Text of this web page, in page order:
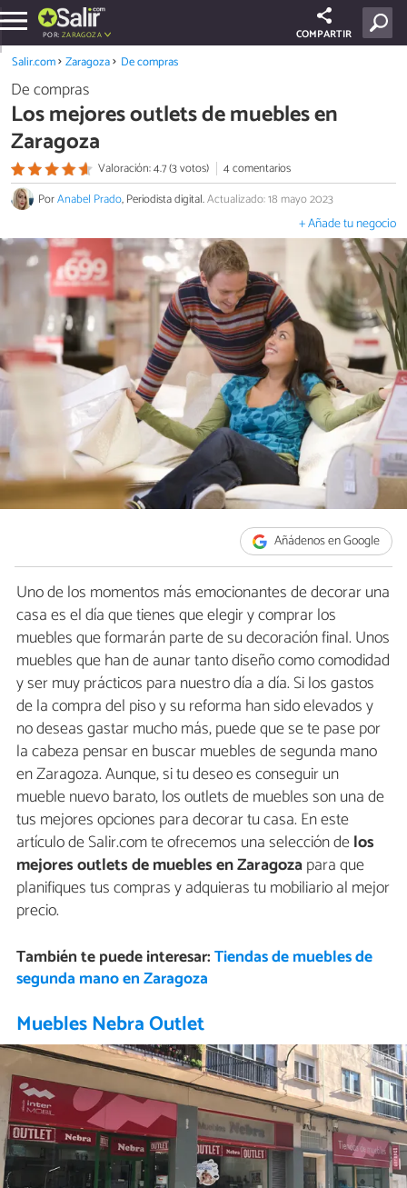
POR: ZARAGOZA COMPARTIR
Salir.com Zaragoza De compras
De compras
Los mejores outlets de muebles en
Zaragoza
Valoración: 4.7 (3 votos)
4 comentarios
PorAnabel Prado, Periodista digital.Actualizado: 18 mayo 2023
+ Añade tu negocio
Añádenos en Google
Uno de los momentos más emocionantes de decorar una
casa es el día que tienes que elegir y comprar los
muebles que formarán parte de su decoración final. Unos
muebles que han de aunar tanto diseño como comodidad
y ser muy prácticos para nuestro día a día. Si los gastos
de la compra del piso y su reforma han sido elevados y
no deseas gastar mucho más, puede que se te pase por
la cabeza pensar en buscar muebles de segunda mano
en Zaragoza. Aunque, si tu deseo es conseguir un
mueble nuevo barato, los outlets de muebles son una de
tus mejores opciones para decorar tu casa. En este
artículo de Salir.com te ofrecemos una selección delos
mejores outlets de muebles en Zaragozapara que
planifiques tus compras y adquieras tu mobiliario al mejor
precio.
También te puede interesar:Tiendas de muebles de
segunda mano en Zaragoza
Muebles Nebra Outlet